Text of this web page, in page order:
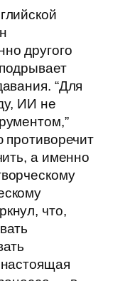
другого
“Для
ИИ не
противоречит
а именно
что,